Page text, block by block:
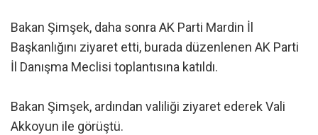
Bakan Şimşek, daha sonra AK Parti Mardin İl
Başkanlığını ziyaret etti, burada düzenlenen AK Parti
İl Danışma Meclisi toplantısına katıldı.
Bakan Şimşek, ardından valiliği ziyaret ederek Vali
Akkoyun ile görüştü.